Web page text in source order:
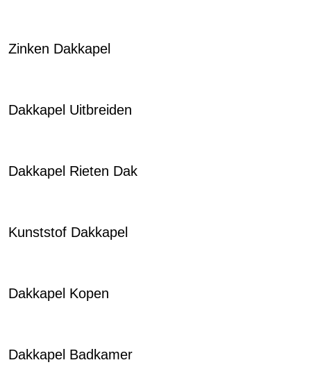
Zinken Dakkapel
Dakkapel Uitbreiden
Dakkapel Rieten Dak
Kunststof Dakkapel
Dakkapel Kopen
Dakkapel Badkamer